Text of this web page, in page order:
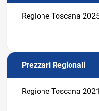
Regione Toscana
Prezzari Regionali
Regione Toscana